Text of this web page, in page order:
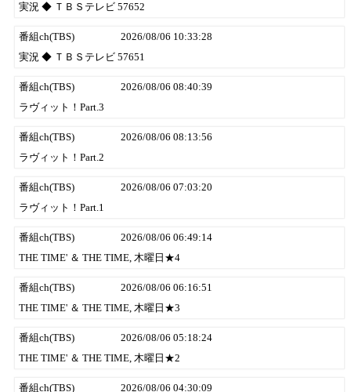
実況 ◆ ＴＢＳテレビ 57652
番組ch(TBS)
2026/08/06 10:33:28
実況 ◆ ＴＢＳテレビ 57651
番組ch(TBS)
2026/08/06 08:40:39
ラヴィット！Part.3
番組ch(TBS)
2026/08/06 08:13:56
ラヴィット！Part.2
番組ch(TBS)
2026/08/06 07:03:20
ラヴィット！Part.1
番組ch(TBS)
2026/08/06 06:49:14
THE TIME' ＆ THE TIME, 木曜日★4
番組ch(TBS)
2026/08/06 06:16:51
THE TIME' ＆ THE TIME, 木曜日★3
番組ch(TBS)
2026/08/06 05:18:24
THE TIME' ＆ THE TIME, 木曜日★2
番組ch(TBS) 2026/08/06 04:30:09